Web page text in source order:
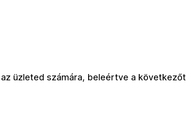
üzleted számára, beleértve a következőt